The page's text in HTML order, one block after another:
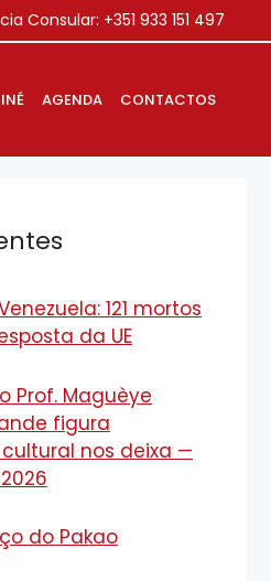
Consular: +351 933 151 497
AGENDA CONTACTOS
121 mortos
da UE
Prof. Maguèye
figura
nos deixa —
do Pakao